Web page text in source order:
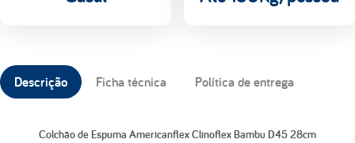
Descrição Ficha técnica Política de entrega
Colchão de Espuma Americanflex Clinoflex Bambu D45 28cm